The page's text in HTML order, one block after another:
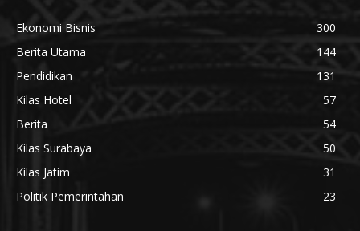
Ekonomi Bisnis
300
Berita Utama
144
Pendidikan
131
Kilas Hotel
57
Berita
54
Kilas Surabaya
50
Kilas Jatim
31
Politik Pemerintahan
23